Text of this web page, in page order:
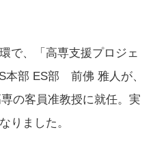
で、「高専支援プロジェ
本部 ES部 前佛 雅人が、
の客員准教授に就任。実
りました。